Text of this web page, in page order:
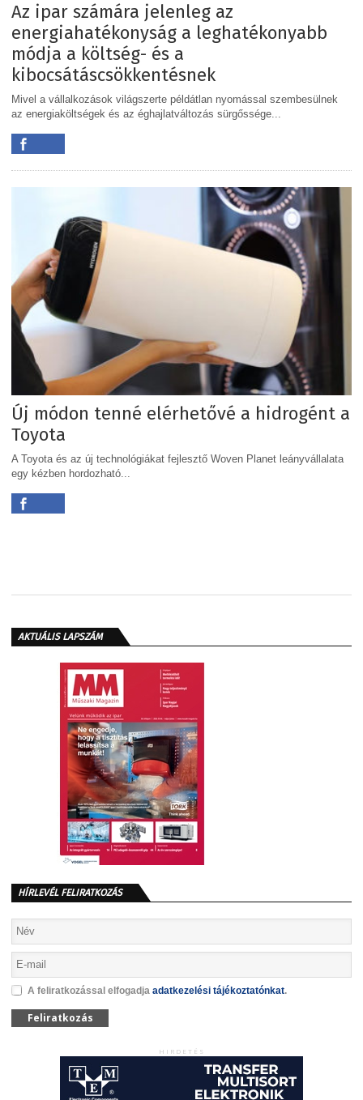
Az ipar számára jelenleg az
energiahatékonyság a leghatékonyabb
módja a költség- és a
kibocsátáscsökkentésnek
Mivel a vállalkozások világszerte példátlan nyomással szembesülnek
az energiaköltségek és az éghajlatváltozás sürgőssége...
Új módon tenné elérhetővé a hidrogént a
Toyota
A Toyota és az új technológiákat fejlesztő Woven Planet leányvállalata
egy kézben hordozható...
AKTUÁLIS LAPSZÁM
HÍRLEVÉL FELIRATKOZÁS
A feliratkozással elfogadja adatkezelési tájékoztatónkat.
Feliratkozás
HIRDETÉS